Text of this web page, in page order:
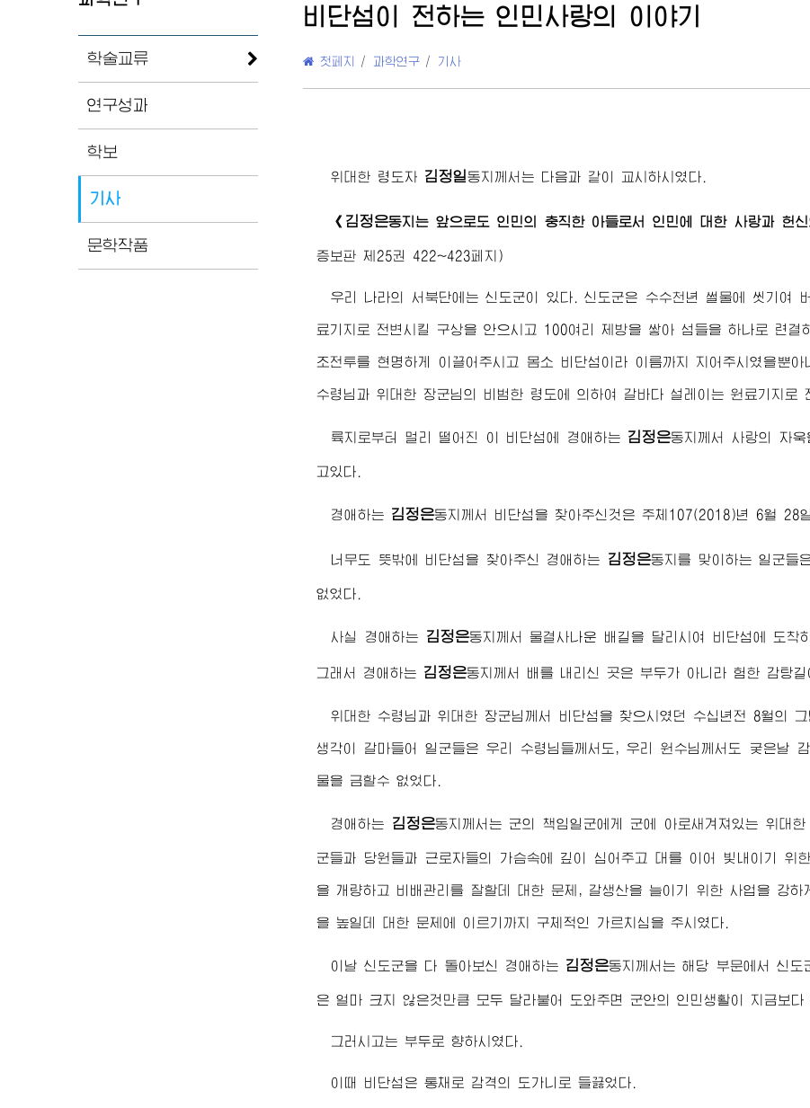
학술교류
연구성과
학보
기사
문학작품
비단섬이 전하는 인민사랑의 이야기
첫페지 / 과학연구 / 기사
위대한 령도자 김정일동지 께서는 다음과 같이 교시하시였다.
《 김정은동지 는 앞으로도 인민의 충직한 아들로서 인민에 대한 사랑과 헌신
증보판 제25권 422~423페지)
우리 나라의 서북단에는 신도군이 있다. 신도군은 수수천년 썰물에 씻기여
료기지로 전변시킬 구상을 안으시고 100여리 제방을 쌓아 섬들을 하나로 련결
조전투를 현명하게 이끌어주시고 몸소 비단섬이라 이름까지 지어주시였을뿐
수령님 과 위대한 장군님 의 비범한 령도에 의하여 갈바다 설레이는 원료기지로
륙지로부터 멀리 떨어진 이 비단섬에 경애하는 김정은동지 께서 사랑의 자
고있다.
경애하는 김정은동지 께서 비단섬을 찾아주신것은 주체107(2018)년 6월 28
너무도 뜻밖에 비단섬을 찾아주신 경애하는 김정은동지 를 맞이하는 일군들
없었다.
사실 경애하는 김정은동지 께서 물결사나운 배길을 달리시여 비단섬에 도착
그래서 경애하는 김정은동지 께서 배를 내리신 곳은 부두가 아니라 험한 감탕길
위대한 수령님 과위대한 장군님께서 비단섬을 찾으시였던 수십년전 8월의
생각이 갈마들어 일군들은 우리 수령님들께서도, 우리원수님께서 도 궂은날
물을 금할수 없었다.
경애하는 김정은동지 께서는 군의 책임일군에게 군에 아로새겨져있는 위대한
군들과 당원들과 근로자들의 가슴속에 깊이 심어주고 대를 이어 빛내이기 위
을 개량하고 비배관리를 잘할데 대한 문제, 갈생산을 늘이기 위한 사업을 강
을 높일데 대한 문제에 이르기까지 구체적인 가르치심을 주시였다.
이날 신도군을 다 돌아보신 경애하는 김정은동지 께서는 해당 부문에서 신
은 얼마 크지 않은것만큼 모두 달라붙어 도와주면 군안의 인민생활이 지금보다
그러시고는 부두로 향하시였다.
이때 비단섬은 통채로 감격의 도가니로 들끓었다.